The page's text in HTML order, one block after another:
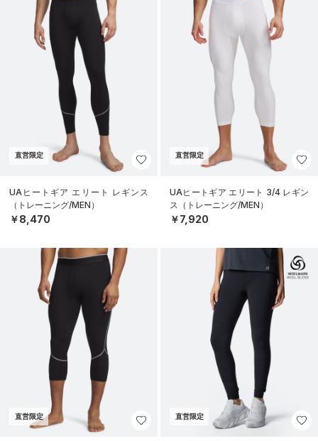
直営限定
UAヒートギア エリート レギンス
（トレーニング/MEN）
￥8,470
直営限定
UAヒートギア エリート 3/4 レギン
ス（トレーニング/MEN）
￥7,920
直営限定 直営限定